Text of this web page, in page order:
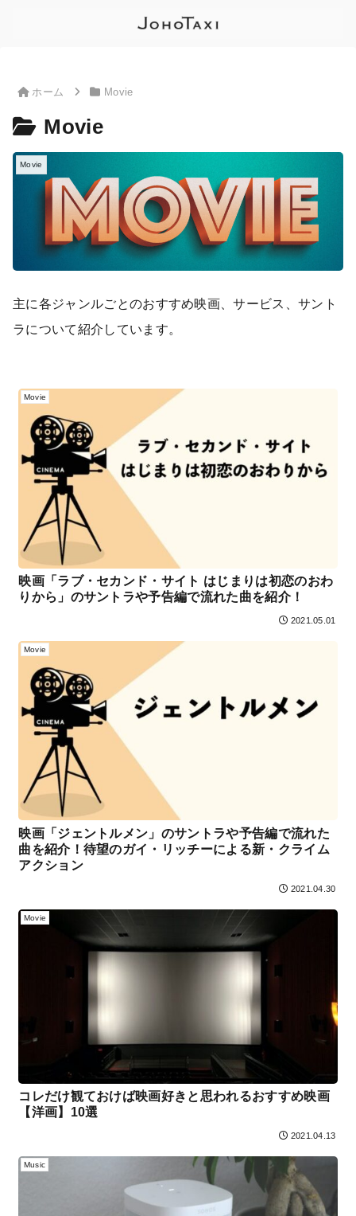
ホーム Movie
Movie
Movie
主に各ジャンルごとのおすすめ映画、サービス、サント
ラについて紹介しています。
Movie
映画「ラブ・セカンド・サイト はじまりは初恋のおわ
りから」のサントラや予告編で流れた曲を紹介！
2021.05.01
Movie
映画「ジェントルメン」のサントラや予告編で流れた
曲を紹介！待望のガイ・リッチーによる新・クライム
アクション
2021.04.30
Movie
コレだけ観ておけば映画好きと思われるおすすめ映画
【洋画】10選
2021.04.13
Music